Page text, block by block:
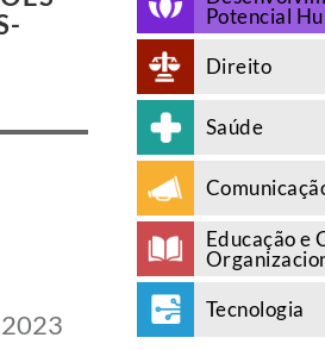
Potencial
Direito
Saúde
Educação e
Tecnologia